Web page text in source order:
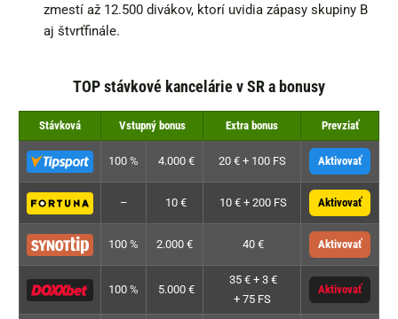
zmestí až 12.500 divákov, ktorí uvidia zápasy skupiny B
aj štvrťfinále.
TOP stávkové kancelárie v SR a bonusy
Stávková Vstupný bonus Extra bonus Prevziať
100 % 4.000 € 20 € + 100 FS Aktivovať
– 10 € 10 € + 200 FS Aktivovať
100 % 2.000 € 40 € Aktivovať
100 % 5.000 €
35 € + 3 €
+ 75 FS
Aktivovať